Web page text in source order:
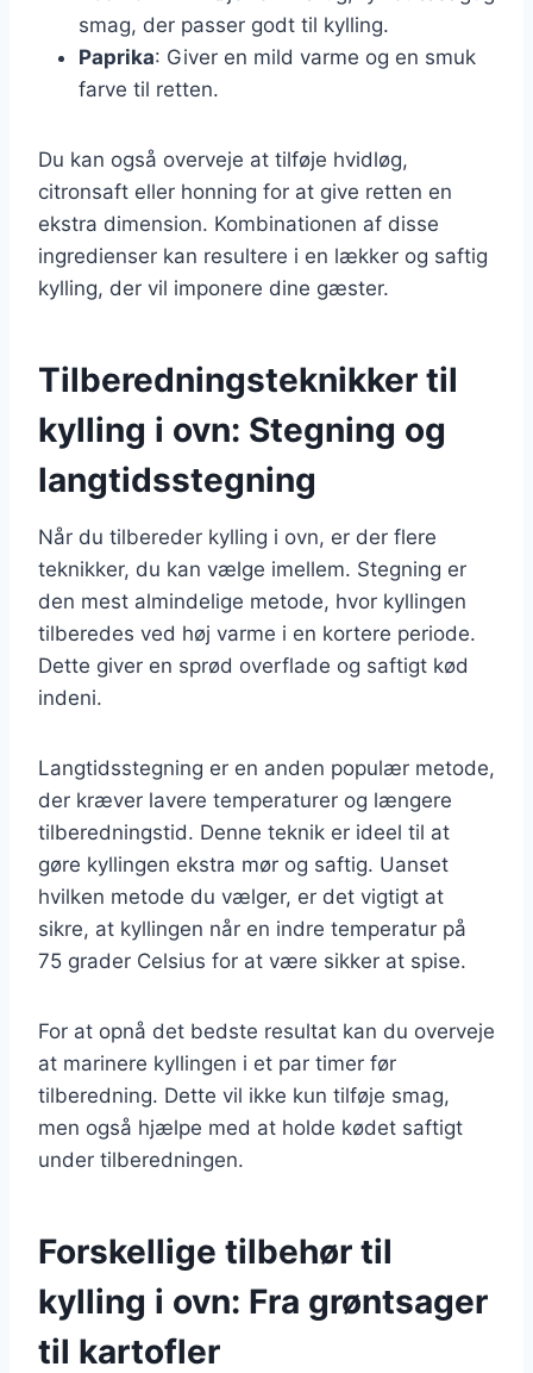
smag, der passer godt til kylling.
Paprika: Giver en mild varme og en smuk
farve til retten.
Du kan også overveje at tilføje hvidløg,
citronsaft eller honning for at give retten en
ekstra dimension. Kombinationen af disse
ingredienser kan resultere i en lækker og saftig
kylling, der vil imponere dine gæster.
Tilberedningsteknikker til
kylling i ovn: Stegning og
langtidsstegning
Når du tilbereder kylling i ovn, er der flere
teknikker, du kan vælge imellem. Stegning er
den mest almindelige metode, hvor kyllingen
tilberedes ved høj varme i en kortere periode.
Dette giver en sprød overflade og saftigt kød
indeni.
Langtidsstegning er en anden populær metode,
der kræver lavere temperaturer og længere
tilberedningstid. Denne teknik er ideel til at
gøre kyllingen ekstra mør og saftig. Uanset
hvilken metode du vælger, er det vigtigt at
sikre, at kyllingen når en indre temperatur på
75 grader Celsius for at være sikker at spise.
For at opnå det bedste resultat kan du overveje
at marinere kyllingen i et par timer før
tilberedning. Dette vil ikke kun tilføje smag,
men også hjælpe med at holde kødet saftigt
under tilberedningen.
Forskellige tilbehør til
kylling i ovn: Fra grøntsager
til kartofler